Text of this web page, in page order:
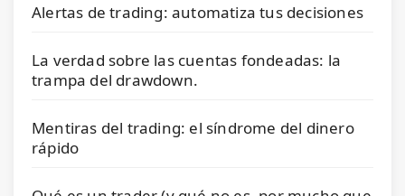
Alertas de trading: automatiza tus decisiones
La verdad sobre las cuentas fondeadas: la
trampa del drawdown.
Mentiras del trading: el síndrome del dinero
rápido